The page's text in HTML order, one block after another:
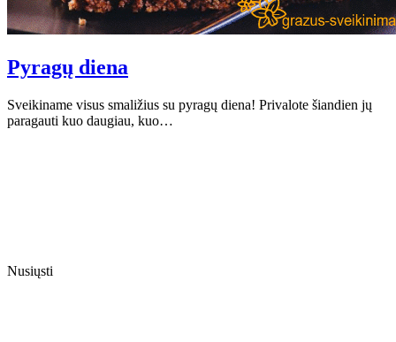
Pyragų diena
Sveikiname visus smaližius su pyragų diena! Privalote šiandien jų
paragauti kuo daugiau, kuo…
Nusiųsti